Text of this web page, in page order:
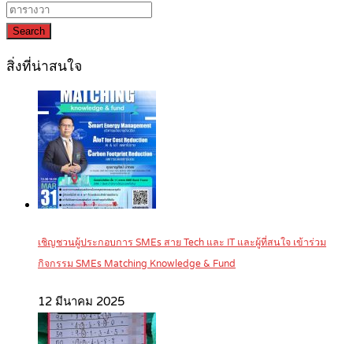
Search
สิ่งที่น่าสนใจ
เชิญชวนผู้ประกอบการ SMEs สาย Tech และ IT และผู้ที่สนใจ เข้าร่วม
กิจกรรม SMEs Matching Knowledge & Fund
12 มีนาคม 2025